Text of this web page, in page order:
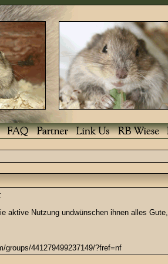
aktive Nutzung undwünschen ihnen alles Gute,
groups/441279499237149/?fref=nf